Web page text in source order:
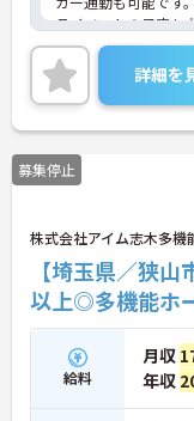
ライベートの予定も
また、再雇用後も定
場合、正社員と同等
ご興味のある方には
詳細をお話しします
詳細を
募集停止
株式会社アイム志木多機
【埼玉県／狭
以上◎多機能ホ
給料
月収
年収